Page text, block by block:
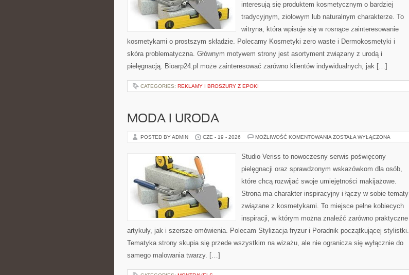
interesują się produktem kosmetycznym o bardziej
tradycyjnym, ziołowym lub naturalnym charakterze. To
witryna, która wpisuje się w rosnące zainteresowanie
kosmetykami o prostszym składzie. Polecamy Kosmetyki zero waste i Dermokosmetyki i
skóra problematyczna. Głównym motywem strony jest asortyment związany z urodą i
pielęgnacją. Bioarp24.pl może zainteresować zarówno klientów indywidualnych, jak […]
CATEGORIES: REKLAMY I BROSZURY Z EPOKI
MODA I URODA
POSTED BY ADMIN CZE - 19 - 2026 MOŻLIWOŚĆ KOMENTOWANIA MODA
ZOSTAŁA WYŁĄCZONA
Studio Veriss to nowoczesny serwis poświęcony
pielęgnacji oraz sprawdzonym wskazówkom dla osób,
które chcą rozwijać swoje umiejętności makijażowe.
Strona ma charakter inspiracyjny i łączy w sobie tematy
związane z kosmetykami. To miejsce pełne kobiecych
inspiracji, w którym można znaleźć zarówno praktyczne
artykuły, jak i szersze omówienia. Polecam Stylizacja fryzur i Poradnik początkującej stylistki.
Tematyka strony skupia się przede wszystkim na wizażu, ale nie ogranicza się wyłącznie do
samego malowania twarzy. […]